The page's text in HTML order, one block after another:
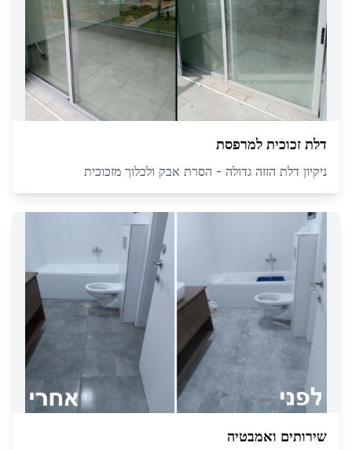
דלת זכוכית למרפסת
ניקיון דלת הזזה גדולה - הסרת אבק ולכלוך מזכוכית
שירותים ואמבטיה